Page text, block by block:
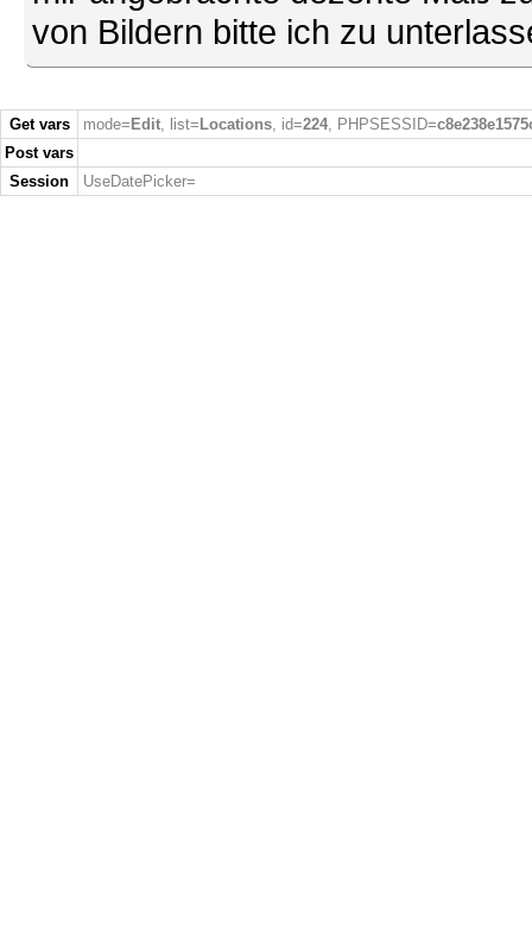
von Bildern bitte ich zu
Get vars mode= Edit, list= Locations, id=224, PHPSESSID=
Post vars
Session
UseDatePicker=